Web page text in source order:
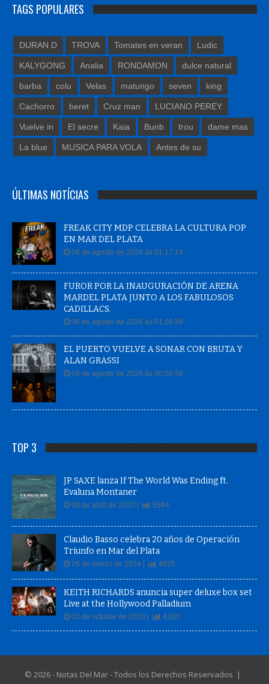
TAGS POPULARES
DURAN D TROVA Tomates en veran Ludic
KALYGONG Analia RONDAMON dulce natural
barba colu Velas matungo seven king
Cachorro beret Cruz man LUCIANO PEREY
Vuelve in El secre Kaia Bunb trou dame mas
La blue MUSICA PARA VOLA Antes de su
ÚLTIMAS NOTÍCIAS
FREAK CITY MDP CELEBRA LA CULTURA POP
EN MAR DEL PLATA
06 de agosto de 2026 às 01:17:14
FUROR POR LA INAUGURACIÓN DE ARENA
MARDEL PLATA JUNTO A LOS FABULOSOS
CADILLACS.
06 de agosto de 2026 às 01:08:39
EL PUERTO VUELVE A SONAR CON BRUTA Y
ALAN GRASSI
06 de agosto de 2026 às 00:56:58
TOP 3
JP SAXE lanza If The World Was Ending ft.
Evaluna Montaner
08 de abril de 2020 | 5594
Claudio Basso celebra 20 años de Operación
Triunfo en Mar del Plata
26 de marzo de 2024 | 4625
KEITH RICHARDS anuncia super deluxe box set
Live at the Hollywood Palladium
02 de octubre de 2020 | 4320
© 2026 - Notas Del Mar - Todos los Derechos Reservados |